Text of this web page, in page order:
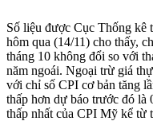
Số liệu được Cục Thống
hôm qua (14/11) cho thấy,
tháng 10 không đổi so với
năm ngoái. Ngoại trừ giá
với chỉ số CPI cơ bản tăng
thấp hơn dự báo trước đó
thấp nhất của CPI Mỹ kể từ